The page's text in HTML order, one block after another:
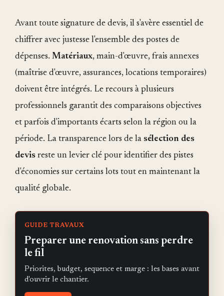
Avant toute signature de devis, il s'avère essentiel de
chiffrer avec justesse l'ensemble des postes de
dépenses. Matériaux, main-d'œuvre, frais annexes
(maîtrise d'œuvre, assurances, locations temporaires)
doivent être intégrés. Le recours à plusieurs
professionnels garantit des comparaisons objectives
et parfois d'importants écarts selon la région ou la
période. La transparence lors de la sélection des
devis reste un levier clé pour identifier des pistes
d'économies sur certains lots tout en maintenant la
qualité globale.
GUIDE TRAVAUX
Preparer une renovation sans perdre
le fil
Priorites, budget, sequence et marge : les bases avant
d'ouvrir le chantier.